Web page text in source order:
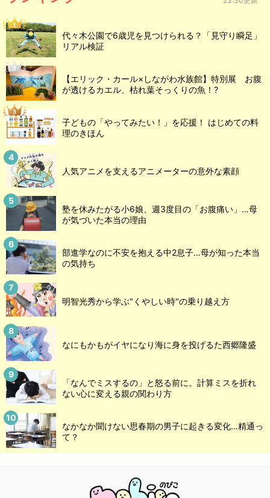
代々木公園で6歳児を見つけられる？「見守り瞬足」
リアル検証
【エリック・カール×しながわ水族館】特別展 お腹
が透けるカエル、枯れ葉そっくりの魚！?
子どもの「やってみたい！」を応援！ はじめての料
理のきほん
人気アニメを支えるアニメーターの意外な素顔
塾を休みたがる小6娘、週3度目の「お腹痛い」…母
が気づいた本当の理由
部進学なのに不安を抱える中2息子…母が知った本当
の気持ち
明智光秀から学ぶ"くやしい時"の乗り越え方
なにもかもがイヤになり海に身を投げるた西郷隆盛
「なんでミスするの」と怒る前に。計算ミスを折れ
ない心に変える親の関わり方
なかなか聞けない思春期の男子に起きる変化…精通っ
て？